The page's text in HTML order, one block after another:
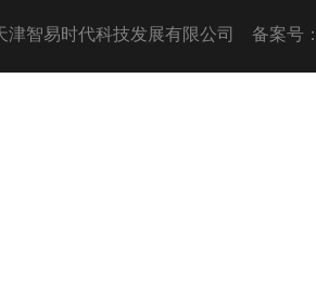
津智易时代科技发展有限公司 备案号